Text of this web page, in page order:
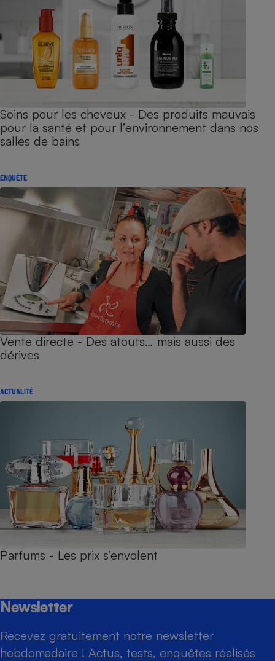
Soins pour les cheveux - Des produits mauvais
pour la santé et pour l’environnement dans nos
salles de bains
ENQUÊTE
Vente directe - Des atouts… mais aussi des
dérives
ACTUALITÉ
Parfums - Les prix s’envolent
Newsletter
Recevez gratuitement notre newsletter
hebdomadaire ! Actus, tests, enquêtes réalisés